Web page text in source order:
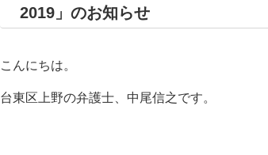
2019」のお知らせ
こんにちは。
台東区上野の弁護士、中尾信之です。